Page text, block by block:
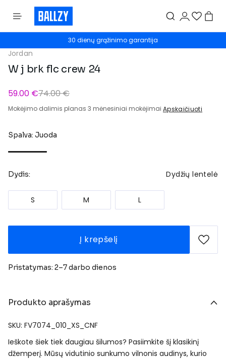
30 dienų grąžinimo garantija
Jordan
W j brk flc crew 24
59.00 €74.00 €
Mokėjimo dalimis planas 3 mėnesiniai mokėjimai Apskaičiuoti
Spalva: Juoda
Dydis: Dydžių lentelė
S M L
Į krepšelį
Pristatymas: 2–7 darbo dienos
Produkto aprašymas
SKU: FV7074_010_XS_CNF
Ieškote šiek tiek daugiau šilumos? Pasiimkite šį klasikinį
džemperį. Mūsų vidutinio sunkumo vilnonis audinys, kurio